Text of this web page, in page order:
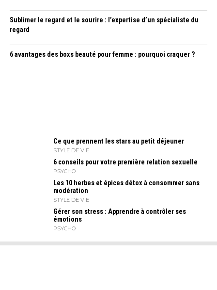
Sublimer le regard et le sourire : l’expertise d’un spécialiste du
regard
6 avantages des boxs beauté pour femme : pourquoi craquer ?
Ce que prennent les stars au petit déjeuner
STYLE DE VIE
6 conseils pour votre première relation sexuelle
PSYCHO
Les 10 herbes et épices détox à consommer sans
modération
STYLE DE VIE
Gérer son stress : Apprendre à contrôler ses
émotions
PSYCHO